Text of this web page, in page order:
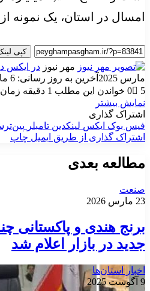
امسال در استان، یک نمونه
کپی
مهر نیوز در ایکس
مارس 2025
آخرین به روز رسانی: 6 مارس 2025
0
5
خواندن این مطلب 1 دقیقه زمان میبرد
نمایش بیشتر
اشتراک گذاری
فیس بوک ایکس لینکدین ‫تامبلر
اشتراک گذاری از طریق ایمیل چاپ
مطالعه بعدی
صنعت
23 مارس 2026
برنج هندی و پاکستانی
جدید در بازار اعلام شد
اخبار استان‌ها
9 آگوست 2025